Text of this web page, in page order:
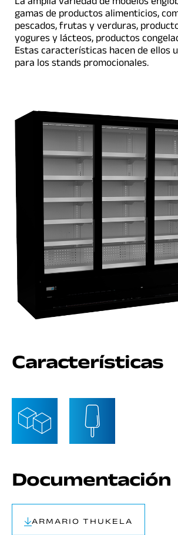
gamas de productos alimenticios,
pescados, frutas y verduras,
yogures y lácteos, productos
Estas características hacen de ellos
para los stands promocionales.
Características
Documentación
ARMARIO THUKELA